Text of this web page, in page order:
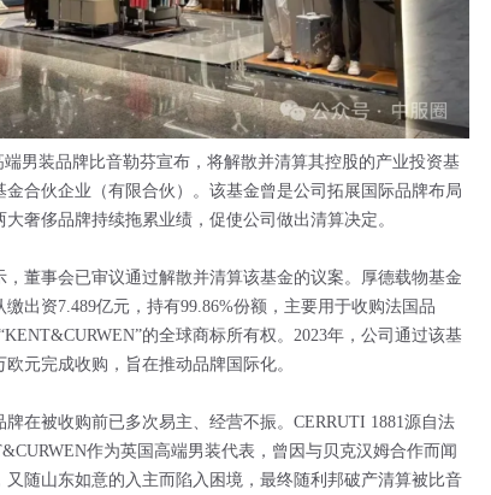
男装品牌比音勒芬宣布，将解散并清算其控股的产业投资基
合伙企业（有限合伙）。该基金曾是公司拓展国际品牌布局
奢侈品牌持续拖累业绩，促使公司做出清算决定。
，董事会已审议通过解散并清算该基金的议案。厚德载物基金
出资7.489亿元，持有99.86%份额，主要用于收购法国品
的全球商标所有权。2023年，公司通过该基
元完成收购，旨在推动品牌国际化。
在被收购前已多次易主、经营不振。CERRUTI 1881源自法
作为英国高端男装代表，曾因与贝克汉姆合作而闻
随山东如意的入主而陷入困境，最终随利邦破产清算被比音